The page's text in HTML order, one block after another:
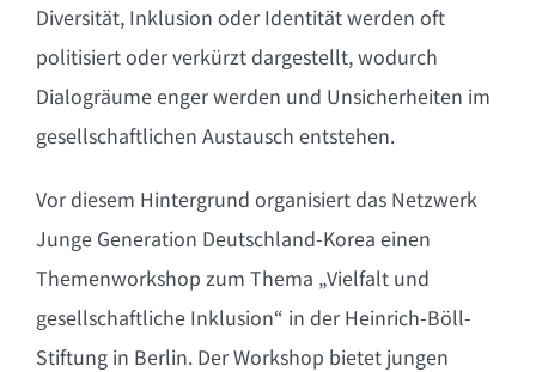
Diversität, Inklusion oder Identität werden oft
politisiert oder verkürzt dargestellt, wodurch
Dialogräume enger werden und Unsicherheiten im
gesellschaftlichen Austausch entstehen.
Vor diesem Hintergrund organisiert das Netzwerk
Junge Generation Deutschland-Korea einen
Themenworkshop zum Thema „Vielfalt und
gesellschaftliche Inklusion“ in der Heinrich-Böll-
Stiftung in Berlin. Der Workshop bietet jungen